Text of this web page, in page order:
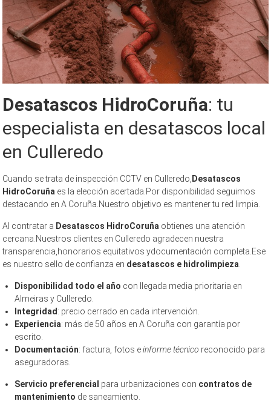
Desatascos HidroCoruña: tu
especialista en desatascos local
en Culleredo
Cuando se trata de inspección CCTV en Culleredo, Desatascos
HidroCoruña es la elección acertada.Por disponibilidad seguimos
destacando en A Coruña.Nuestro objetivo es mantener tu red limpia.
Al contratar a Desatascos HidroCoruña obtienes una atención
cercana.Nuestros clientes en Culleredo agradecen nuestra
transparencia,honorarios equitativos ydocumentación completa.Ese
es nuestro sello de confianza en desatascos e hidrolimpieza.
Disponibilidad todo el año con llegada media prioritaria en
Almeiras y Culleredo.
Integridad: precio cerrado en cada intervención.
Experiencia: más de 50 años en A Coruña con garantía por
escrito.
Documentación: factura, fotos einforme técnico reconocido para
aseguradoras.
Servicio preferencial para urbanizaciones con contratos de
mantenimiento de saneamiento.